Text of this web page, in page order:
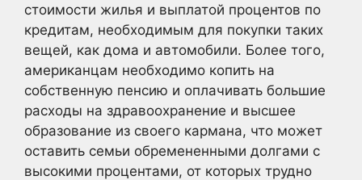
стоимости жилья и выплатой процентов по
кредитам, необходимым для покупки таких
вещей, как дома и автомобили. Более того,
американцам необходимо копить на
собственную пенсию и оплачивать большие
расходы на здравоохранение и высшее
образование из своего кармана, что может
оставить семьи обремененными долгами с
высокими процентами, от которых трудно